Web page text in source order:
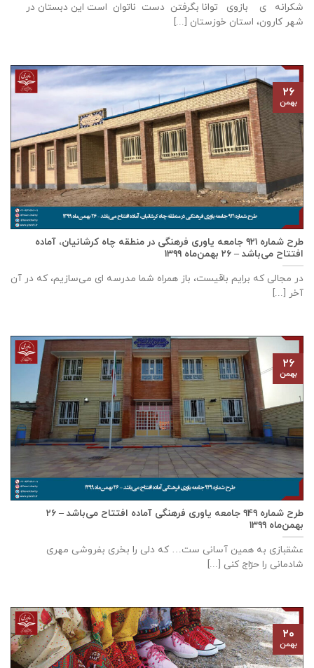
شکرانه ی بازوی توانا بگرفتن دست ناتوان است این دبستان در
شهر كارون، استان خوزستان [...]
طرح شماره ۹۲۱ جامعه ياوری فرهنگی در منطقه چاه کرشانیان، آماده
افتتاح می‌باشد – ۲۶ بهمن‌ماه ۱۳۹۹
در مجالی که برایم باقیست، باز همراه شما مدرسه ای می‌سازیم، که در آن
آخر [...]
۲۶
بهمن
طرح شماره ۹۴۹ جامعه ياوری فرهنگی آماده افتتاح می‌باشد – ۲۶
بهمن‌ماه ۱۳۹۹
عشقبازی به همین آسانی ست… که دلی را بخری بفروشی مهری
شادمانی را حرّاج کنی [...]
۲۶
بهمن
۲۰
بهمن